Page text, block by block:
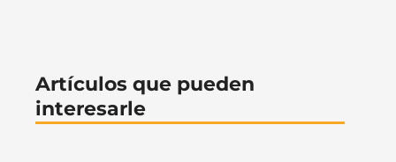
Artículos que pueden
interesarle